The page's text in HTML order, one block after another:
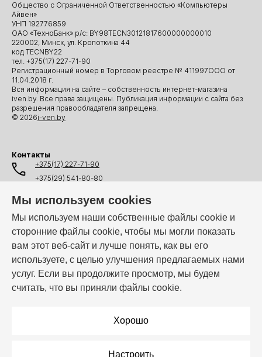
Мы используем cookies
Мы используем наши собственные файлы cookie и
сторонние файлы cookie, чтобы мы могли показать
вам этот веб-сайт и лучше понять, как вы его
используете, с целью улучшения предлагаемых нами
услуг. Если вы продолжите просмотр, мы будем
считать, что вы приняли файлы cookie.
Хорошо
Настроить
Общество с Ограниченной Ответственностью «Компьютеры
Айвен»
УНП 192776859
ОАО «ТехноБанк» р/с: BY98TECN30121817600000000010
220002, Минск, ул. Кропоткина 44
код TECNBY22
тел. +375(17) 227-71-90
Регистрационный номер в Торговом реестре № 411997ООО от
11.04.2018 г.
Вся информация на сайте – собственность интернет-магазина
iven.by. Все права защищены. Публикация информации с сайта без
разрешения правообладателя запрещена.
© 2026i-ven.by
Контакты
+375(17) 227-71-90
+375(29) 541-80-80
+375(44) 541-80-80
info@i-ven.by
Мы в мессенджерах:
Режим работы: Пн–Пт: 10:00 – 19:00